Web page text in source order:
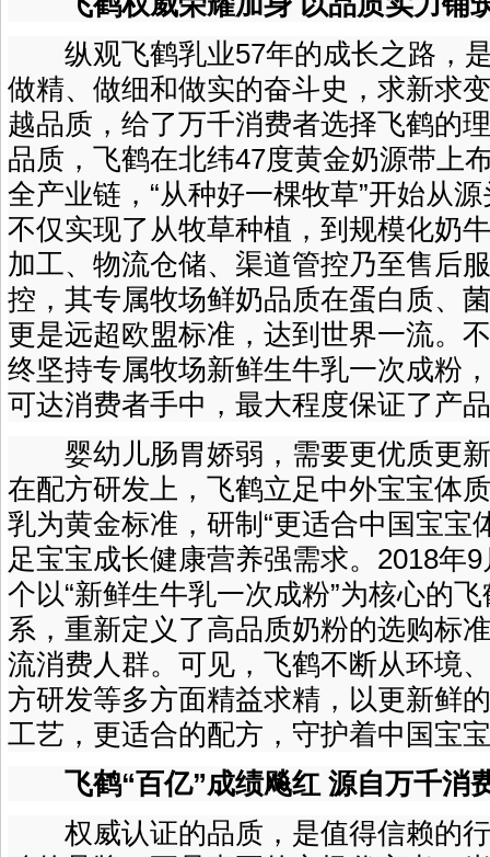
纵观飞鹤乳业57年的成长之路，
做精、做细和做实的奋斗史，求新求
越品质，给了万千消费者选择飞鹤的
品质，飞鹤在北纬47度黄金奶源带上
全产业链，“从种好一棵牧草”开始从
不仅实现了从牧草种植，到规模化奶
加工、物流仓储、渠道管控乃至售后
控，其专属牧场鲜奶品质在蛋白质、
更是远超欧盟标准，达到世界一流。
终坚持专属牧场新鲜生牛乳一次成粉
可达消费者手中，最大程度保证了产
婴幼儿肠胃娇弱，需要更优质更新
在配方研发上，飞鹤立足中外宝宝体
乳为黄金标准，研制“更适合中国宝宝
足宝宝成长健康营养强需求。2018年
个以“新鲜生牛乳一次成粉”为核心的
系，重新定义了高品质奶粉的选购标
流消费人群。可见，飞鹤不断从环境
方研发等多方面精益求精，以更新鲜
工艺，更适合的配方，守护着中国宝
飞鹤“百亿”成绩飚红 源自万千消
权威认证的品质，是值得信赖的行